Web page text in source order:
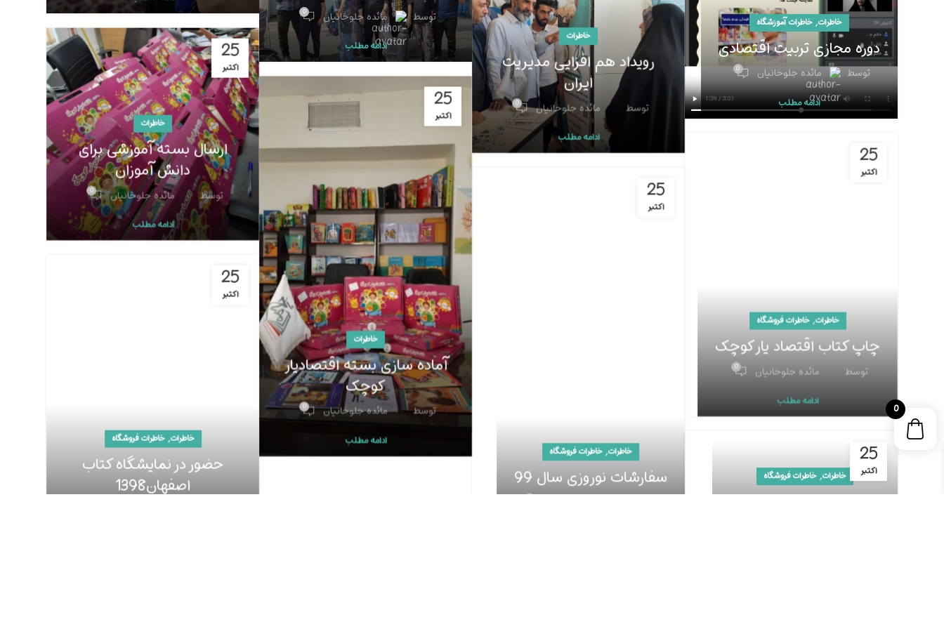
توسط مائده جلوخانیان 0
ادامه مطلب
خاطرات, خاطرات آموزشگاه
دوره مجازی تربیت اقتصادی
توسط مائده جلوخانیان 0
ادامه مطلب
خاطرات
رویداد هم افزایی مدیریت
ایران
توسط مائده جلوخانیان 0
ادامه مطلب
25
اکتبر
خاطرات
ارسال بسته آموزشی برای
دانش آموزان
توسط مائده جلوخانیان 0
ادامه مطلب
25
اکتبر
خاطرات
آماده سازی بسته اقتصادیار
کوچک
توسط مائده جلوخانیان 0
ادامه مطلب
25
اکتبر
خاطرات,خاطرات فروشگاه
چاپ کتاب اقتصاد یار کوچک
توسط مائده جلوخانیان 0
ادامه مطلب
25
اکتبر
خاطرات, خاطرات فروشگاه
سفارشات نوروزی سال 99
0
25
اکتبر
خاطرات,خاطرات فروشگاه
حضور در نمایشگاه کتاب
اصفهان1398
25
اکتبر خاطرات, خاطرات فروشگاه
تدریس در مدرسه دخترانه
0